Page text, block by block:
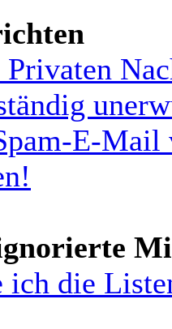
E-
ich die